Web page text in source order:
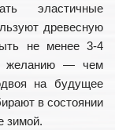
эластичные
древесную
не менее 3-4
желанию — чем
на будущее
в состоянии
зимой.